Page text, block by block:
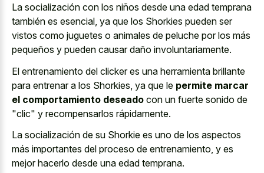
La socialización con los niños desde una edad temprana
también es esencial, ya que los Shorkies pueden ser
vistos como juguetes o animales de peluche por los más
pequeños y pueden causar daño involuntariamente.
El entrenamiento del clicker es una herramienta brillante
para entrenar a los Shorkies, ya que le permite marcar
el comportamiento deseado con un fuerte sonido de
"clic" y recompensarlos rápidamente.
La socialización de su Shorkie es uno de los aspectos
más importantes del proceso de entrenamiento, y es
mejor hacerlo desde una edad temprana.